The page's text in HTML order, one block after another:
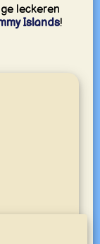
leckeren
Islands!